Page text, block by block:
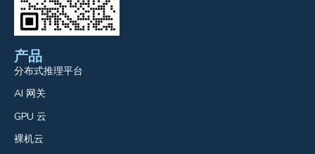
产品
分布式推理平台
AI 网关
GPU 云
裸机云